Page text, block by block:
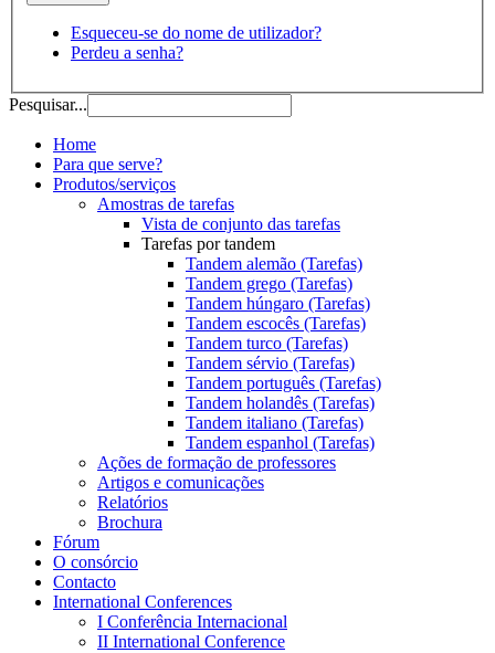
Esqueceu-se do nome de utilizador?
Perdeu a senha?
Pesquisar...
Home
Para que serve?
Produtos/serviços
Amostras de tarefas
Vista de conjunto das tarefas
Tarefas por tandem
Tandem alemão (Tarefas)
Tandem grego (Tarefas)
Tandem húngaro (Tarefas)
Tandem escocês (Tarefas)
Tandem turco (Tarefas)
Tandem sérvio (Tarefas)
Tandem português (Tarefas)
Tandem holandês (Tarefas)
Tandem italiano (Tarefas)
Tandem espanhol (Tarefas)
Ações de formação de professores
Artigos e comunicações
Relatórios
Brochura
Fórum
O consórcio
Contacto
International Conferences
I Conferência Internacional
II International Conference